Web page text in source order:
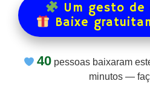
Um gesto de
Baixe
40pessoas baixaram
minutos —